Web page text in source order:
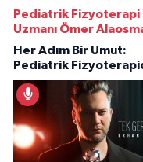
Pediatrik Fizyoterapi
Uzmanı Ömer
Her Adım Bir Umut:
Pediatrik
İlham Veren Hikâyeler